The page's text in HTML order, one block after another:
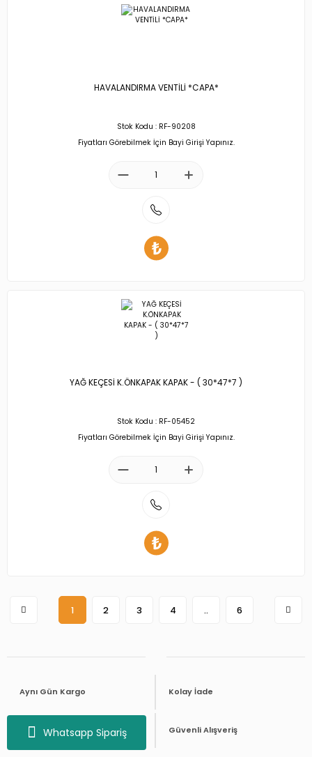
Whatsapp Sipariş
HAVALANDIRMA VENTİLİ *CAPA*
Stok Kodu : RF-90208
Fiyatları Görebilmek İçin Bayi Girişi Yapınız.
YAĞ KEÇESİ K.ÖNKAPAK KAPAK - ( 30*47*7 )
Stok Kodu : RF-05452
Fiyatları Görebilmek İçin Bayi Girişi Yapınız.
1 2 3 4 .. 6
Aynı Gün Kargo Kolay İade
Telefon ile Sipariş Güvenli Alışveriş